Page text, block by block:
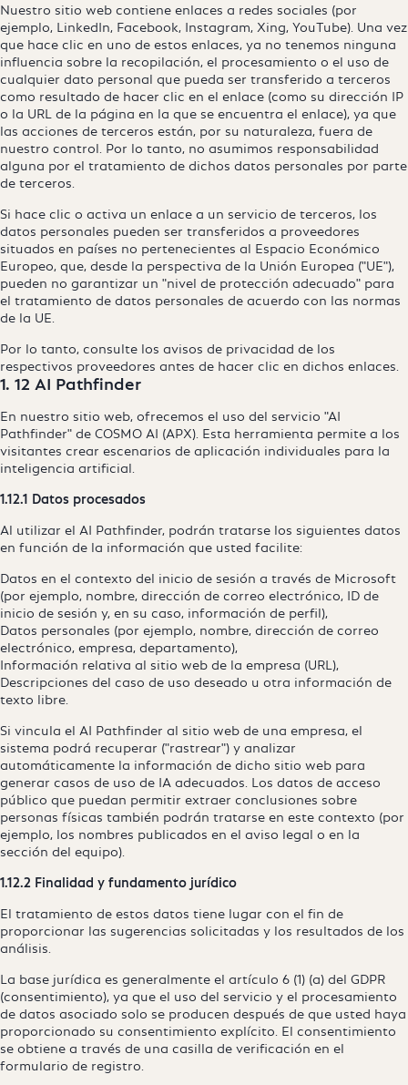
Nuestro sitio web contiene enlaces a redes sociales (por
ejemplo, LinkedIn, Facebook, Instagram, Xing, YouTube). Una vez
que hace clic en uno de estos enlaces, ya no tenemos ninguna
influencia sobre la recopilación, el procesamiento o el uso de
cualquier dato personal que pueda ser transferido a terceros
como resultado de hacer clic en el enlace (como su dirección IP
o la URL de la página en la que se encuentra el enlace), ya que
las acciones de terceros están, por su naturaleza, fuera de
nuestro control. Por lo tanto, no asumimos responsabilidad
alguna por el tratamiento de dichos datos personales por parte
de terceros.
Si hace clic o activa un enlace a un servicio de terceros, los
datos personales pueden ser transferidos a proveedores
situados en países no pertenecientes al Espacio Económico
Europeo, que, desde la perspectiva de la Unión Europea ("UE"),
pueden no garantizar un "nivel de protección adecuado" para
el tratamiento de datos personales de acuerdo con las normas
de la UE.
Por lo tanto, consulte los avisos de privacidad de los
respectivos proveedores antes de hacer clic en dichos enlaces.
1. 12 AI Pathfinder
En nuestro sitio web, ofrecemos el uso del servicio "AI
Pathfinder" de COSMO AI (APX). Esta herramienta permite a los
visitantes crear escenarios de aplicación individuales para la
inteligencia artificial.
1.12.1 Datos procesados
Al utilizar el AI Pathfinder, podrán tratarse los siguientes datos
en función de la información que usted facilite:
Datos en el contexto del inicio de sesión a través de Microsoft
(por ejemplo, nombre, dirección de correo electrónico, ID de
inicio de sesión y, en su caso, información de perfil),
Datos personales (por ejemplo, nombre, dirección de correo
electrónico, empresa, departamento),
Información relativa al sitio web de la empresa (URL),
Descripciones del caso de uso deseado u otra información de
texto libre.
Si vincula el AI Pathfinder al sitio web de una empresa, el
sistema podrá recuperar ("rastrear") y analizar
automáticamente la información de dicho sitio web para
generar casos de uso de IA adecuados. Los datos de acceso
público que puedan permitir extraer conclusiones sobre
personas físicas también podrán tratarse en este contexto (por
ejemplo, los nombres publicados en el aviso legal o en la
sección del equipo).
1.12.2 Finalidad y fundamento jurídico
El tratamiento de estos datos tiene lugar con el fin de
proporcionar las sugerencias solicitadas y los resultados de los
análisis.
La base jurídica es generalmente el artículo 6 (1) (a) del GDPR
(consentimiento), ya que el uso del servicio y el procesamiento
de datos asociado solo se producen después de que usted haya
proporcionado su consentimiento explícito. El consentimiento
se obtiene a través de una casilla de verificación en el
formulario de registro.